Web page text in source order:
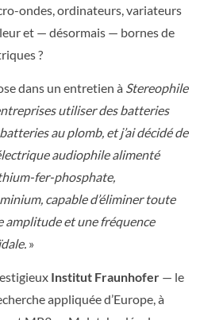
ondes, ordinateurs, variateurs
et — désormais — bornes de
?
dans un entretien à Stereophile
utiliser des batteries
au plomb, et j’ai décidé de
audiophile alimenté
fer-phosphate,
capable d’éliminer toute
et une fréquence
»
Institut Fraunhofer — le
appliquée d’Europe, à